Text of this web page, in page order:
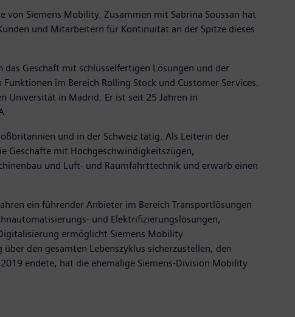
Siemens Mobility. Zusammen mit Sabrina Soussan hat
und Mitarbeitern für Kontinuität an der Spitze dieses
Geschäft mit schlüsselfertigen Lösungen und der
im Bereich Rolling Stock und Customer Services.
Universität in Madrid. Er ist seit 25 Jahren in
und in der Schweiz tätig. Als Leiterin der
Geschäfte mit Hochgeschwindigkeitszügen,
und Luft- und Raumfahrttechnik und erwarb einen
ein führender Anbieter im Bereich Transportlösungen
und Elektrifizierungslösungen,
ermöglicht Siemens Mobility
den gesamten Lebenszyklus sicherzustellen, den
endete, hat die ehemalige Siemens-Division Mobility